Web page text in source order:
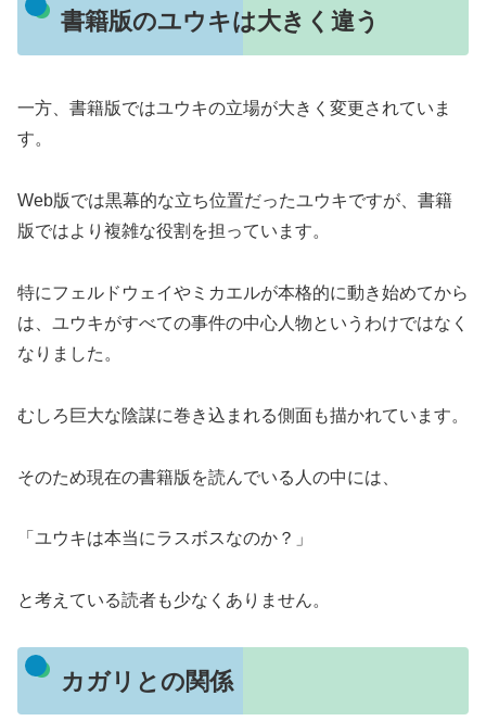
書籍版のユウキは大きく違う
一方、書籍版ではユウキの立場が大きく変更されていま
す。
Web版では黒幕的な立ち位置だったユウキですが、書籍
版ではより複雑な役割を担っています。
特にフェルドウェイやミカエルが本格的に動き始めてから
は、ユウキがすべての事件の中心人物というわけではなく
なりました。
むしろ巨大な陰謀に巻き込まれる側面も描かれています。
そのため現在の書籍版を読んでいる人の中には、
「ユウキは本当にラスボスなのか？」
と考えている読者も少なくありません。
カガリとの関係